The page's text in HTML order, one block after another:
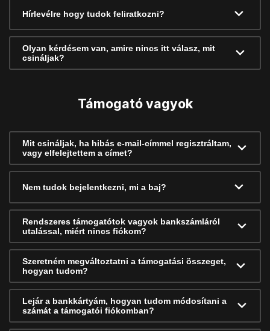
Hírlevélre hogy tudok feliratkozni?
Olyan kérdésem van, amire nincs itt válasz, mit
csináljak?
Támogató vagyok
Mit csináljak, ha hibás e-mail-címmel regisztráltam,
vagy elfelejtettem a címet?
Nem tudok bejelentkezni, mi a baj?
Rendszeres támogatótok vagyok bankszámláról
utalással, miért nincs fiókom?
Szeretném megváltoztatni a támogatási összeget,
hogyan tudom?
Lejár a bankkártyám, hogyan tudom módosítani a
számát a támogatói fiókomban?